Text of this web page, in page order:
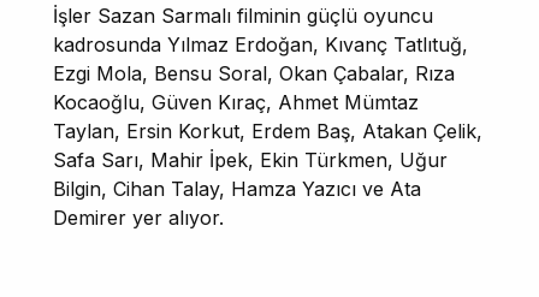
İşler Sazan Sarmalı filminin güçlü oyuncu
kadrosunda Yılmaz Erdoğan, Kıvanç Tatlıtuğ,
Ezgi Mola, Bensu Soral, Okan Çabalar, Rıza
Kocaoğlu, Güven Kıraç, Ahmet Mümtaz
Taylan, Ersin Korkut, Erdem Baş, Atakan Çelik,
Safa Sarı, Mahir İpek, Ekin Türkmen, Uğur
Bilgin, Cihan Talay, Hamza Yazıcı ve Ata
Demirer yer alıyor.